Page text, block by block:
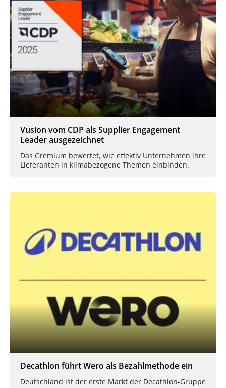
Vusion vom CDP als Supplier Engagement
Leader ausgezeichnet
Das Gremium bewertet, wie effektiv Unternehmen ihre
Lieferanten in klimabezogene Themen einbinden.
Decathlon führt Wero als Bezahlmethode ein
Deutschland ist der erste Markt der Decathlon-Gruppe